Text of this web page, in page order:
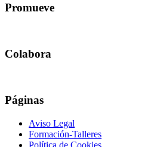
Promueve
Colabora
Páginas
Aviso Legal
Formación-Talleres